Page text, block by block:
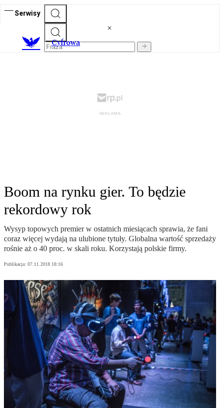
Serwisy
Cyfrowa
Boom na rynku gier. To będzie
rekordowy rok
Wysyp topowych premier w ostatnich miesiącach sprawia, że fani
coraz więcej wydają na ulubione tytuły. Globalna wartość sprzedaży
rośnie aż o 40 proc. w skali roku. Korzystają polskie firmy.
Publikacja: 07.11.2018 18:16